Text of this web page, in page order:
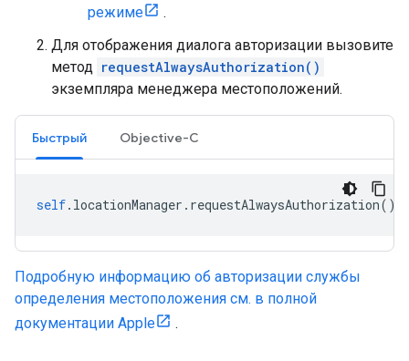
режиме
.
Для отображения диалога авторизации вызовите
метод requestAlwaysAuthorization()
экземпляра менеджера местоположений.
Быстрый Objective-C
self. locationManager . requestAlwaysAuthorization()
Подробную информацию об авторизации службы
определения местоположения см. в полной
документации Apple
.